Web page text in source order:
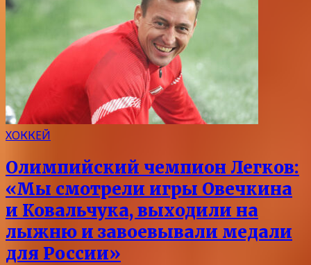
ХОККЕЙ
Олимпийский чемпион Легков:
«Мы смотрели игры Овечкина
и Ковальчука, выходили на
лыжню и завоевывали медали
для России»